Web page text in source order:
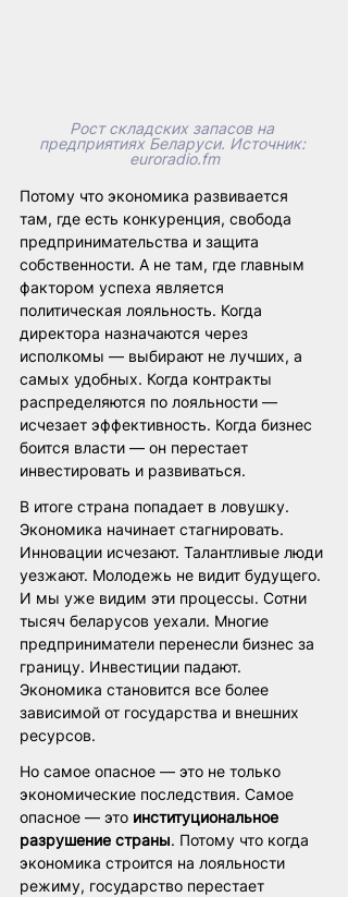
Рост складских запасов на
предприятиях Беларуси. Источник:
euroradio.fm
Потому что экономика развивается
там, где есть конкуренция, свобода
предпринимательства и защита
собственности. А не там, где главным
фактором успеха является
политическая лояльность. Когда
директора назначаются через
исполкомы — выбирают не лучших, а
самых удобных. Когда контракты
распределяются по лояльности —
исчезает эффективность. Когда бизнес
боится власти — он перестает
инвестировать и развиваться.
В итоге страна попадает в ловушку.
Экономика начинает стагнировать.
Инновации исчезают. Талантливые люди
уезжают. Молодежь не видит будущего.
И мы уже видим эти процессы. Сотни
тысяч беларусов уехали. Многие
предприниматели перенесли бизнес за
границу. Инвестиции падают.
Экономика становится все более
зависимой от государства и внешних
ресурсов.
Но самое опасное — это не только
экономические последствия. Самое
опасное — это институциональное
разрушение страны. Потому что когда
экономика строится на лояльности
режиму, государство перестает